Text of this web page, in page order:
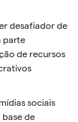
desafiador de
parte
de recursos
sociais
base de